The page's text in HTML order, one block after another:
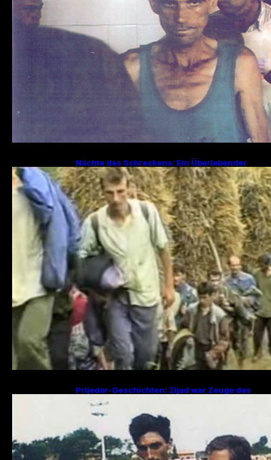
Nächte des Schreckens: Ein Überlebender
erzählt von den Julitagen 1995 in Srebrenica
Prijedor-Geschichten: Zijad war Zeuge des
sucht Frau und zwei Kinder